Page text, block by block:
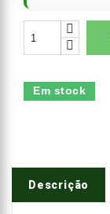
Em stock
Descrição